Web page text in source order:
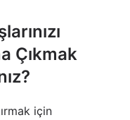
Çıkmak
için